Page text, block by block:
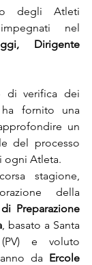
degli Atleti
nel
Dirigente
di verifica dei
fornito una
un
del processo
ogni Atleta.
stagione,
della
Preparazione
, basato a Santa
e voluto
da Ercole